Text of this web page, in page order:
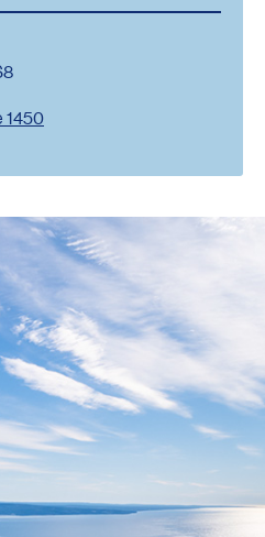
1450
800 511-3382,1450